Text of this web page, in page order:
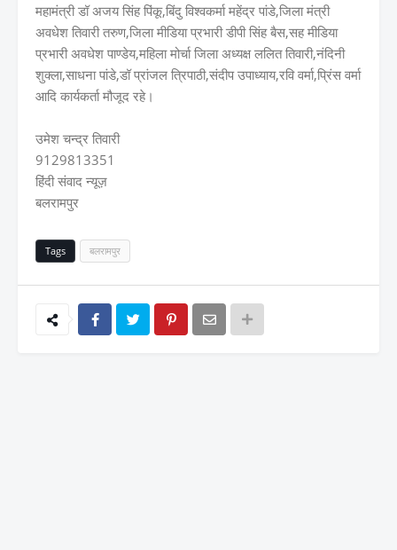
महामंत्री डॉ अजय सिंह पिंकू,बिंदु विश्वकर्मा महेंद्र पांडे,जिला मंत्री
अवधेश तिवारी तरुण,जिला मीडिया प्रभारी डीपी सिंह बैस,सह मीडिया
प्रभारी अवधेश पाण्डेय,महिला मोर्चा जिला अध्यक्ष ललित तिवारी,नंदिनी
शुक्ला,साधना पांडे,डॉ प्रांजल त्रिपाठी,संदीप उपाध्याय,रवि वर्मा,प्रिंस वर्मा
आदि कार्यकर्ता मौजूद रहे।
उमेश चन्द्र तिवारी
9129813351
हिंदी संवाद न्यूज़
बलरामपुर
Tags बलरामपुर